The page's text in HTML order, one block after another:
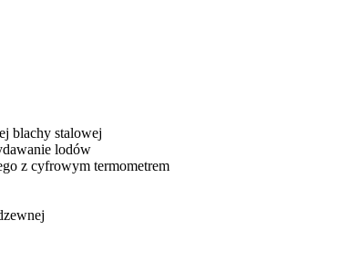
blachy stalowej
lodów
z cyfrowym termometrem